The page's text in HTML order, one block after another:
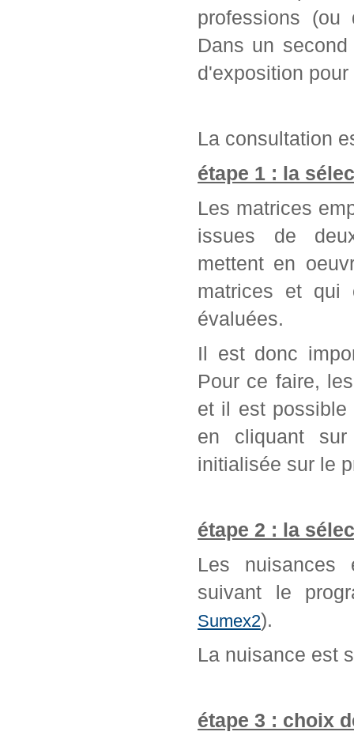
professions (ou
Dans un
d'exposition
La consultation
étape 1 : la
Les matrices
issues de
mettent en
matrices et qui
évaluées.
Il est donc
Pour ce faire,
et il est possible
en cliquant
initialisée sur le
étape 2 : la
Les nuisances
suivant le
Sumex2).
La nuisance est
étape 3 : choix